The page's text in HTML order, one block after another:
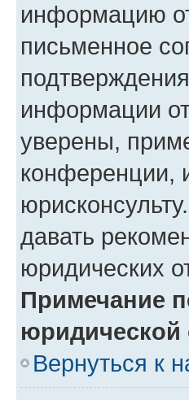
информацию
письменное
информации
уверены,
конференции,
давать
юридических
Примечание
юридической
Вернуться к